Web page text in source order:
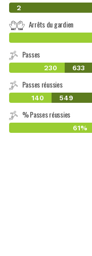
0
2
Arrêts du gardien
Passes
230 633
Passes réussies
140 549
% Passes réussies
61%